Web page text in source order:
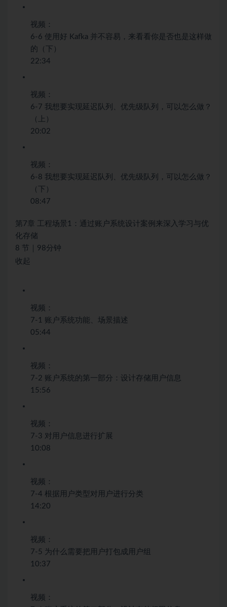
视频：
6-6 使用好 Kafka 并不容易，来看看你是否也是这样做
的（下）
22:34
视频：
6-7 我想要实现延迟队列、优先级队列，可以怎么做？
（上）
20:02
视频：
6-8 我想要实现延迟队列、优先级队列，可以怎么做？
（下）
08:47
第7章 工程场景1：通过账户系统设计案例来深入学习与优
化存储
8 节｜98分钟
收起
视频：
7-1 账户系统功能、场景描述
05:44
视频：
7-2 账户系统的第一部分：设计存储用户信息
15:56
视频：
7-3 对用户信息进行扩展
10:08
视频：
7-4 根据用户类型对用户进行分类
14:20
视频：
7-5 为什么需要把用户打包成用户组
10:37
视频：